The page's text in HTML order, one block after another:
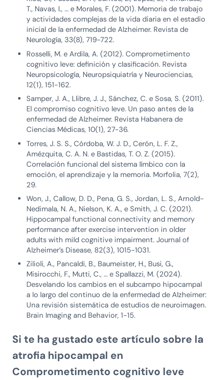
T., Navas, I., … e Morales, F. (2001). Memoria de trabajo
y actividades complejas de la vida diaria en el estadio
inicial de la enfermedad de Alzheimer. Revista de
Neurología, 33(8), 719-722.
Rosselli, M. e Ardila, A. (2012). Comprometimento
cognitivo leve: definición y clasificación. Revista
Neuropsicología, Neuropsiquiatría y Neurociencias,
12(1), 151-162.
Samper, J. A., Llibre, J. J., Sánchez, C. e Sosa, S. (2011).
El compromiso cognitivo leve. Un paso antes de la
enfermedad de Alzheimer. Revista Habanera de
Ciencias Médicas, 10(1), 27-36.
Torres, J. S. S., Córdoba, W. J. D., Cerón, L. F. Z.,
Amézquita, C. A. N. e Bastidas, T. O. Z. (2015).
Correlación funcional del sistema límbico con la
emoción, el aprendizaje y la memoria. Morfolia, 7(2),
29.
Won, J., Callow, D. D., Pena, G. S., Jordan, L. S., Arnold-
Nedimala, N. A., Nielson, K. A., e Smith, J. C. (2021).
Hippocampal functional connectivity and memory
performance after exercise intervention in older
adults with mild cognitive impairment. Journal of
Alzheimer’s Disease, 82(3), 1015-1031.
Zilioli, A., Pancaldi, B., Baumeister, H., Busi, G.,
Misirocchi, F., Mutti, C., … e Spallazzi, M. (2024).
Desvelando los cambios en el subcampo hipocampal
a lo largo del continuo de la enfermedad de Alzheimer:
Una revisión sistemática de estudios de neuroimagen.
Brain Imaging and Behavior, 1-15.
Si te ha gustado este artículo sobre la
atrofia hipocampal en
Comprometimento cognitivo leve